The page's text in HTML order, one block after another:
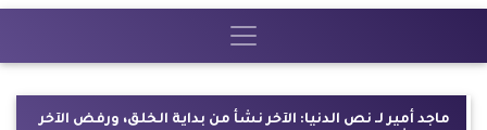
ماجد أمير لـ نص الدنيا: الآخر نشأ من بداية الخلق، ورفض الآخر